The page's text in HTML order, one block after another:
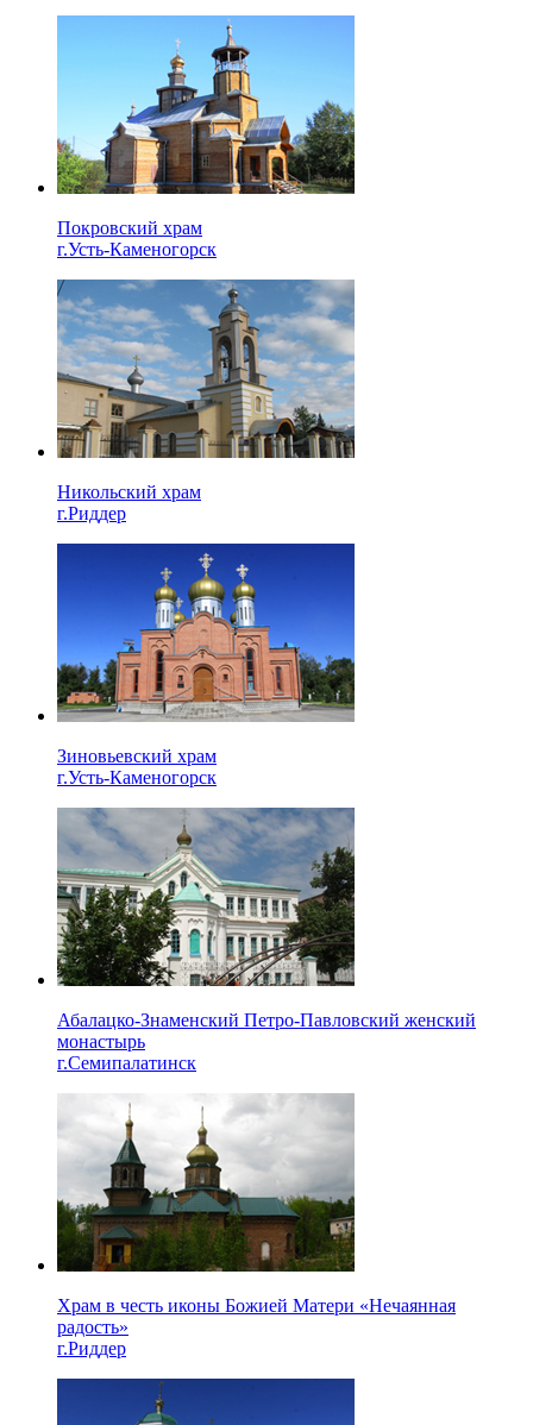
Покровский храм
г.Усть-Каменогорск
Никольский храм
г.Риддер
Зиновьевский храм
г.Усть-Каменогорск
Абалацко-Знаменский Петро-Павловский женский
монастырь
г.Семипалатинск
Храм в честь иконы Божией Матери «Нечаянная
радость»
г.Риддер